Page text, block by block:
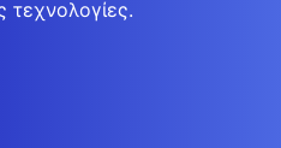
τεχνολογίες.